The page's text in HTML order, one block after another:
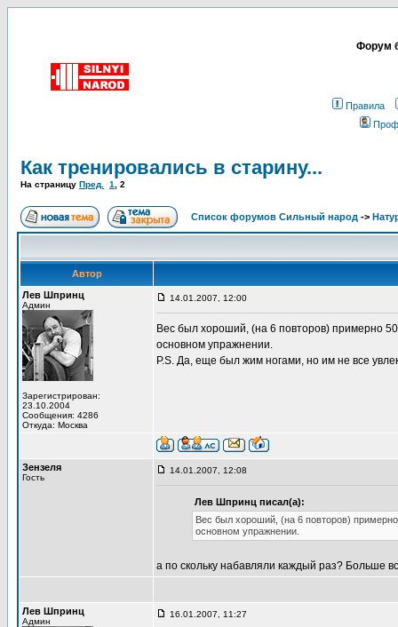
Форум
Правила
Как тренировались в старину...
На страницу Пред. 1 2
Список форумов Сильный народ ->
Автор
Лев Шпринц
Админ
Зарегистрирован:
23.10.2004
Сообщения: 4286
Откуда: Москва
14.01.2007, 12:00
Вес был хороший, (на 6 повторов) примерно
основном упражнении.
P.S. Да, еще был жим ногами, но им не все
Зензеля
Гость
14.01.2007, 12:08
Лев Шпринц писал(а):
Вес был хороший, (на 6 повторов)
основном упражнении.
а по скольку набавляли каждый раз? Больше
Лев Шпринц
Админ
16.01.2007, 11:27